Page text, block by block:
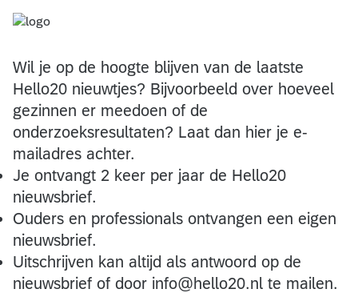
Wil je op de hoogte blijven van de laatste
Hello20 nieuwtjes? Bijvoorbeeld over hoeveel
gezinnen er meedoen of de
onderzoeksresultaten? Laat dan hier je e-
mailadres achter.
Je ontvangt 2 keer per jaar de Hello20
nieuwsbrief.
Ouders en professionals ontvangen een eigen
nieuwsbrief.
Uitschrijven kan altijd als antwoord op de
nieuwsbrief of door info@hello20.nl te mailen.